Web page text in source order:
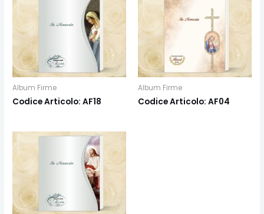
Album Firme
Codice Articolo: AF18
Album Firme
Codice Articolo: AF04